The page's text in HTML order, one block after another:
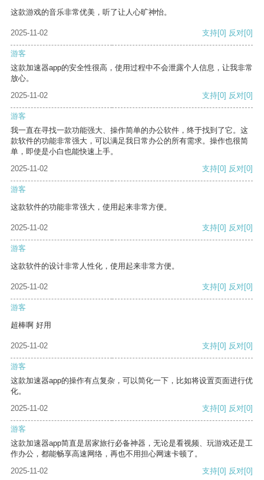
这款游戏的音乐非常优美，听了让人心旷神怡。
2025-11-02 支持[0] 反对[0]
游客
这款加速器app的安全性很高，使用过程中不会泄露个人信息，让我非常
放心。
2025-11-02
支持[0] 反对[0]
游客
我一直在寻找一款功能强大、操作简单的办公软件，终于找到了它。这
款软件的功能非常强大，可以满足我日常办公的所有需求。操作也很简
单，即使是小白也能快速上手。
2025-11-02
支持[0] 反对[0]
游客
这款软件的功能非常强大，使用起来非常方便。
2025-11-02 支持[0] 反对[0]
游客
这款软件的设计非常人性化，使用起来非常方便。
2025-11-02 支持[0] 反对[0]
游客
超棒啊 好用
2025-11-02 支持[0] 反对[0]
游客
这款加速器app的操作有点复杂，可以简化一下，比如将设置页面进行优
化。
2025-11-02
支持[0] 反对[0]
游客
这款加速器app简直是居家旅行必备神器，无论是看视频、玩游戏还是工
作办公，都能畅享高速网络，再也不用担心网速卡顿了。
2025-11-02
支持[0] 反对[0]